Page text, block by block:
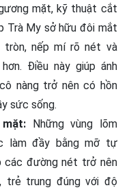
mặt, kỹ thuật cắt
Trà My sở hữu đôi mắt
tròn, nếp mí rõ nét và
Điều này giúp ánh
nàng trở nên có hồn
sức sống.
Những vùng lõm
làm đầy bằng mỡ tự
các đường nét trở nên
trẻ trung đúng với độ